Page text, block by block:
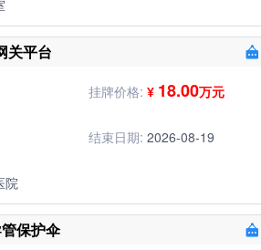
关平台
挂牌价格: ¥ 18.00万元
结束日期: 2026-08-19
院
保护伞